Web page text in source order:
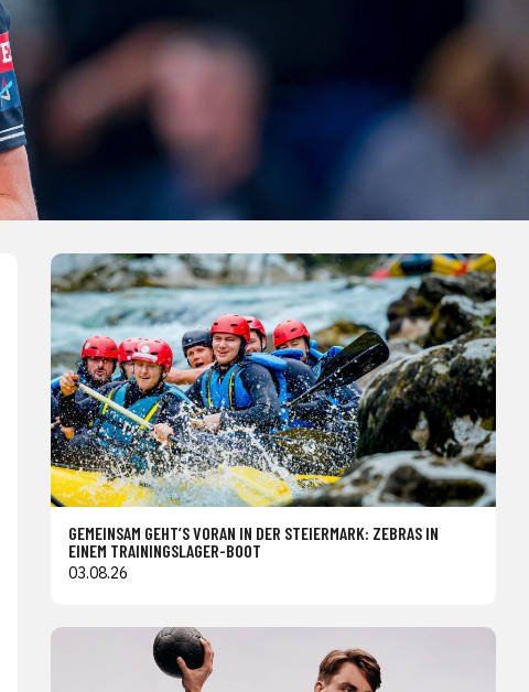
GEMEINSAM GEHT’S VORAN IN DER STEIERMARK: ZEBRAS IN
EINEM TRAININGSLAGER-BOOT
03.08.26